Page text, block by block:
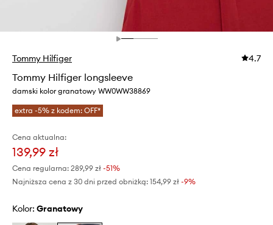
Tommy Hilfiger 4.7
Tommy Hilfiger longsleeve
damski kolor granatowy WW0WW38869
extra -5% z kodem: OFF*
Cena aktualna:
139,99 zł
Cena regularna: 289,99 zł -51%
Najniższa cena z 30 dni przed obniżką: 154,99 zł -9%
Kolor: granatowy